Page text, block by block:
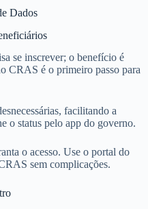
Dados
se inscrever; o benefício é
CRAS é o primeiro passo para
facilitando a
o status pelo app do governo.
o acesso. Use o portal do
sem complicações.